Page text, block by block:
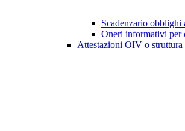
Scadenzario obblighi
Oneri informativi per
Attestazioni OIV o struttura